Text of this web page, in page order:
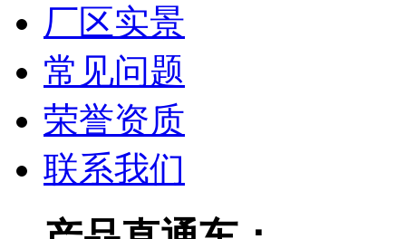
厂区实景
常见问题
荣誉资质
联系我们